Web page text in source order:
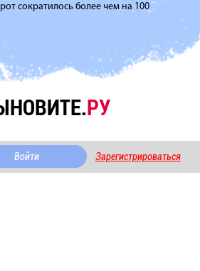
сократилось более чем на 100
РУ
Войти Зарегистрироваться